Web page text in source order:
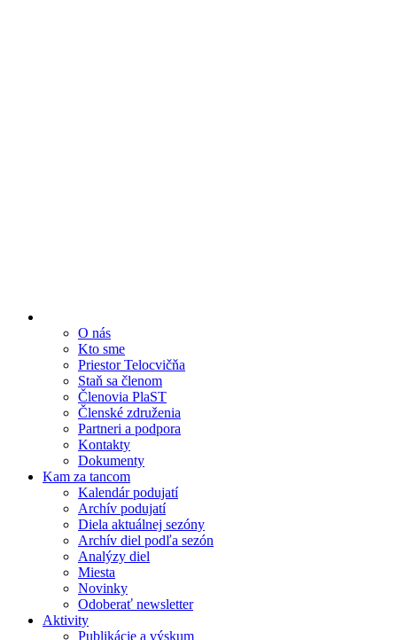
O nás
Kto sme
Priestor Telocvičňa
Staň sa členom
Členovia PlaST
Členské združenia
Partneri a podpora
Kontakty
Dokumenty
Kam za tancom
Kalendár podujatí
Archív podujatí
Diela aktuálnej sezóny
Archív diel podľa sezón
Analýzy diel
Miesta
Novinky
Odoberať newsletter
Aktivity
Publikácie a výskum